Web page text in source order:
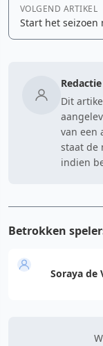
VOLGEND ARTIKEL
Start het seizoen
Redactie
Dit
van een
staat de
indien
Betrokken
Soraya de